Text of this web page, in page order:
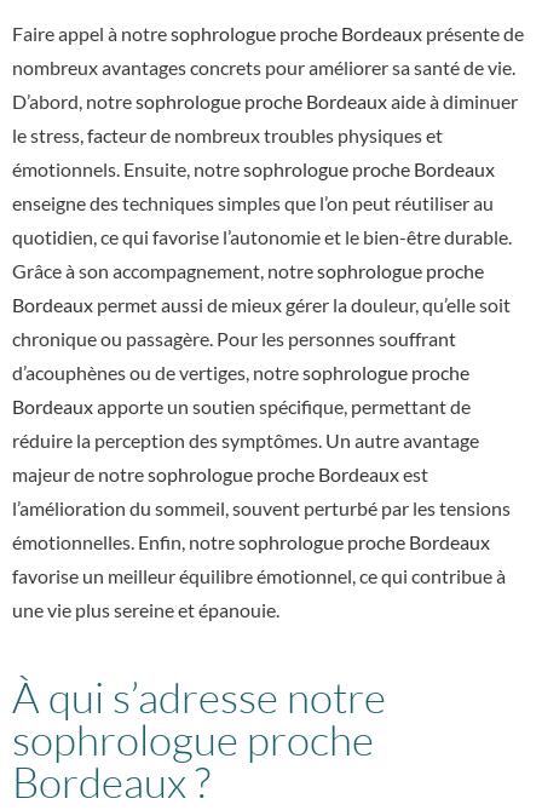
Faire appel à notresophrologue proche Bordeaux présente de
nombreux avantages concrets pour améliorer sa santé de vie.
D’abord, notresophrologue proche Bordeauxaide à diminuer
le stress, facteur de nombreux troubles physiques et
émotionnels. Ensuite, notresophrologue proche Bordeaux
enseigne des techniques simples que l’on peut réutiliser au
quotidien, ce qui favorise l’autonomie et le bien-être durable.
Grâce à son accompagnement, notresophrologue proche
Bordeaux permet aussi de mieux gérer la douleur, qu’elle soit
chronique ou passagère. Pour les personnes souffrant
d’acouphènes ou de vertiges, notresophrologue proche
Bordeauxapporte un soutien spécifique, permettant de
réduire la perception des symptômes. Un autre avantage
majeur de notresophrologue proche Bordeauxest
l’amélioration du sommeil, souvent perturbé par les tensions
émotionnelles. Enfin, notresophrologue proche Bordeaux
favorise un meilleur équilibre émotionnel, ce qui contribue à
une vie plus sereine et épanouie.
À qui s’adresse notre
sophrologue proche
Bordeaux ?